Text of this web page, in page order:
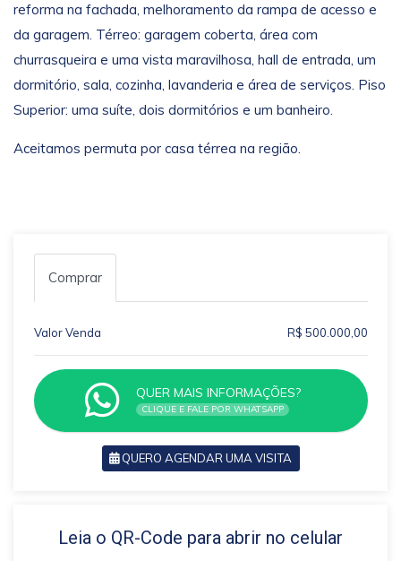
reforma na fachada, melhoramento da rampa de acesso e
da garagem. Térreo: garagem coberta, área com
churrasqueira e uma vista maravilhosa, hall de entrada, um
dormitório, sala, cozinha, lavanderia e área de serviços. Piso
Superior: uma suíte, dois dormitórios e um banheiro.
Aceitamos permuta por casa térrea na região.
Comprar
Valor Venda R$ 500.000,00
QUER MAIS INFORMAÇÕES?
CLIQUE E FALE POR WHATSAPP
QUERO AGENDAR UMA VISITA
VOLTAR
Leia o QR-Code para abrir no celular